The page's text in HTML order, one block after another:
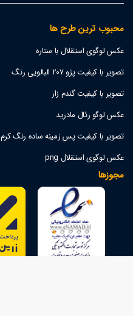
محبوب ترین طرح ها
عکس لوگوی استقلال با ستاره
تصویر با کیفیت پژو 207 البالویی رنگ
تصویر با کیفیت گندم زار
عکس لوگو رئال مادرید
تصویر با کیفیت پس زمینه ساده رنگ کرم
عکس لوگوی استقلال png
مجوزها